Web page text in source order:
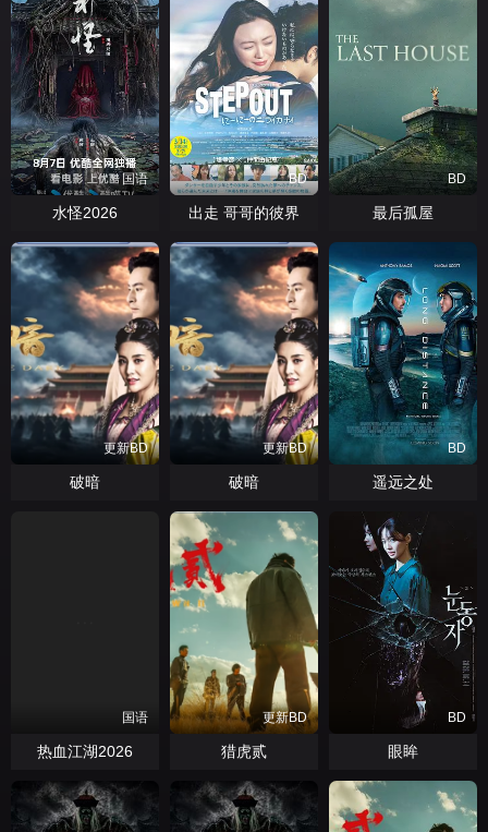
国语
水怪2026
BD
出走 哥哥的彼界
BD
最后孤屋
更新BD
破暗
更新BD
破暗
BD
遥远之处
国语
热血江湖2026
更新BD
猎虎贰
BD
眼眸